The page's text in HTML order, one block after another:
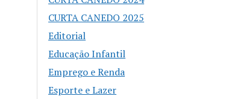
CURTA CANEDO 2025
Editorial
Educação Infantil
Emprego e Renda
Esporte e Lazer